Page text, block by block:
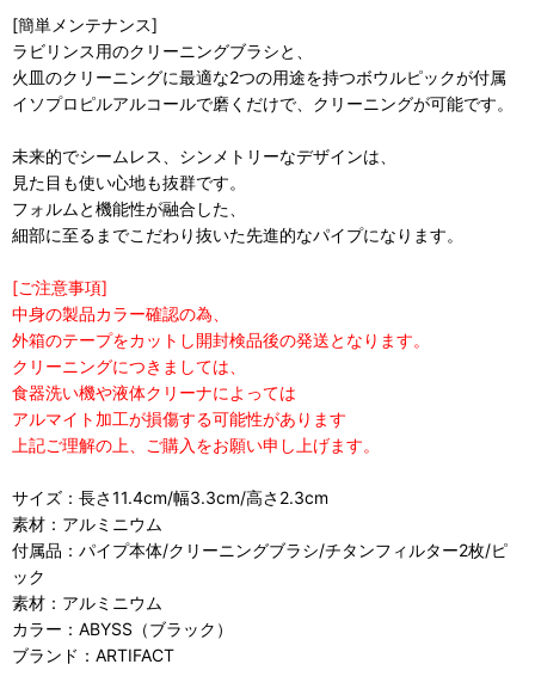
[簡単メンテナンス]
ラビリンス用のクリーニングブラシと、
火皿のクリーニングに最適な2つの用途を持つボウルピックが付属
イソプロピルアルコールで磨くだけで、クリーニングが可能です。
未来的でシームレス、シンメトリーなデザインは、
見た目も使い心地も抜群です。
フォルムと機能性が融合した、
細部に至るまでこだわり抜いた先進的なパイプになります。
[ご注意事項]
中身の製品カラー確認の為、
外箱のテープをカットし開封検品後の発送となります。
クリーニングにつきましては、
食器洗い機や液体クリーナによっては
アルマイト加工が損傷する可能性があります
上記ご理解の上、ご購入をお願い申し上げます。
サイズ：長さ11.4cm/幅3.3cm/高さ2.3cm
素材：アルミニウム
付属品：パイプ本体/クリーニングブラシ/チタンフィルター2枚/ピ
ック
素材：アルミニウム
カラー：ABYSS（ブラック）
ブランド：ARTIFACT